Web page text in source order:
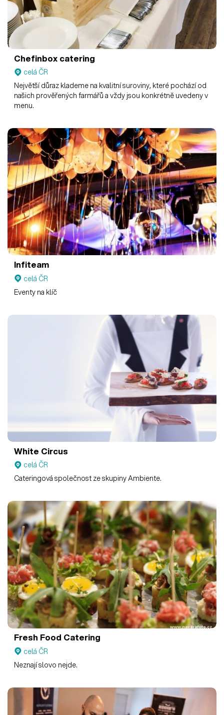
Chefinbox catering
celá ČR
Největší důraz klademe na kvalitní suroviny, které pochází od
našich prověřených farmářů a vždy jsou konkrétně uvedeny v
menu.
Infiteam
celá ČR
Eventy na klíč
White Circus
celá ČR
Cateringová společnost ze skupiny Ambiente.
Fresh Food Catering
celá ČR
Neznají slovo nejde.